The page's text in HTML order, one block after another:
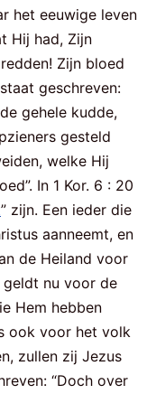
het eeuwige leven
Hij had, Zijn
Zijn bloed
geschreven:
gehele kudde,
gesteld
welke Hij
In 1 Kor. 6 : 20
” zijn. Een ieder die
aanneemt, en
de Heiland voor
geldt nu voor de
Hem hebben
ook voor het volk
zullen zij Jezus
“Doch over